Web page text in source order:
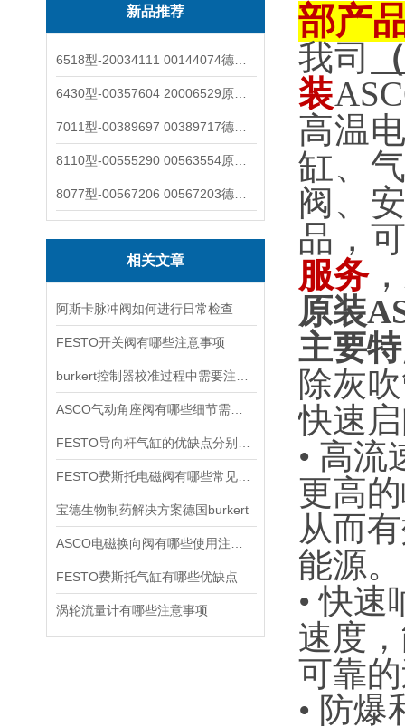
新品推荐
相关文章
阿斯卡脉冲阀如何进行日常检查
FESTO开关阀有哪些注意事项
宝德生物制药解决方案德国burkert
FESTO费斯托气缸有哪些优缺点
涡轮流量计有哪些注意事项
部产
我司
装
高温
缸、
阀、
品，
服务
原装
主要
除灰
快速
• ‌高
更高
从而
能源‌。
• ‌快
速度
可靠
• ‌防爆